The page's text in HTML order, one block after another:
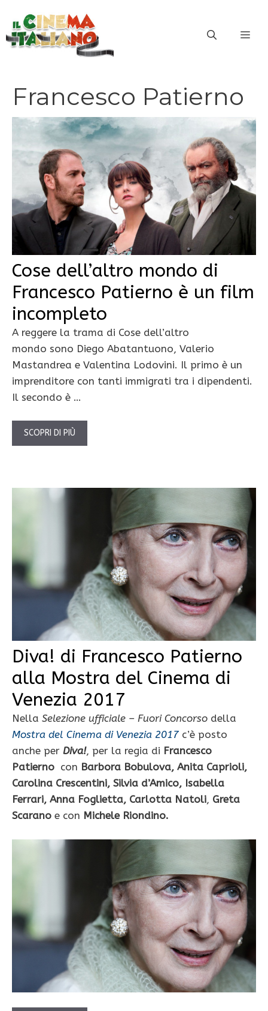
contenuto
Francesco Patierno
Cose dell’altro mondo di
Francesco Patierno è un film
incompleto
A reggere la trama di Cose dell’altro
mondo sono Diego Abatantuono, Valerio
Mastandrea e Valentina Lodovini. Il primo è un
imprenditore con tanti immigrati tra i dipendenti.
Il secondo è …
SCOPRI DI PIÙ
Diva! di Francesco Patierno
alla Mostra del Cinema di
Venezia 2017
Nella Selezione ufficiale – Fuori Concorso della
Mostra del Cinema di Venezia 2017 c’è posto
anche per Diva!, per la regia di Francesco
Patierno con Barbora Bobulova, Anita Caprioli,
Carolina Crescentini, Silvia d’Amico, Isabella
Ferrari, Anna Foglietta, Carlotta Natoli, Greta
Scarano e con Michele Riondino.